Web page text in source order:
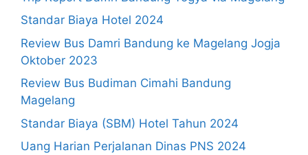
Standar Biaya Hotel 2024
Review Bus Damri Bandung ke Magelang Jogja
Oktober 2023
Review Bus Budiman Cimahi Bandung
Magelang
Standar Biaya (SBM) Hotel Tahun 2024
Uang Harian Perjalanan Dinas PNS 2024